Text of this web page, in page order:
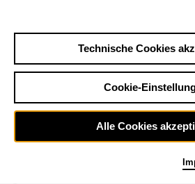
Technische Cookies
Cookie-
Alle Cookies